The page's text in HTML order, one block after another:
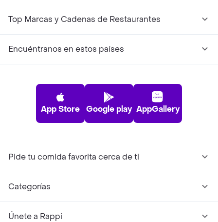
Top Marcas y Cadenas de Restaurantes
Encuéntranos en estos países
App Store Google play AppGallery
Pide tu comida favorita cerca de ti
Categorías
Únete a Rappi